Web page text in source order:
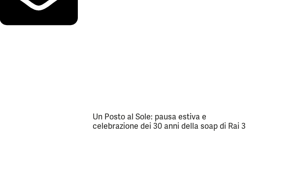
Un Posto al Sole: pausa estiva e
celebrazione dei 30 anni della soap di Rai 3